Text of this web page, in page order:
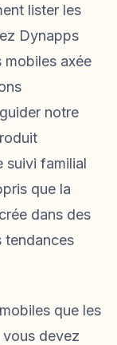
lister les
Dynapps
mobiles axée
notre
suivi familial
que la
dans des
tendances
que les
devez